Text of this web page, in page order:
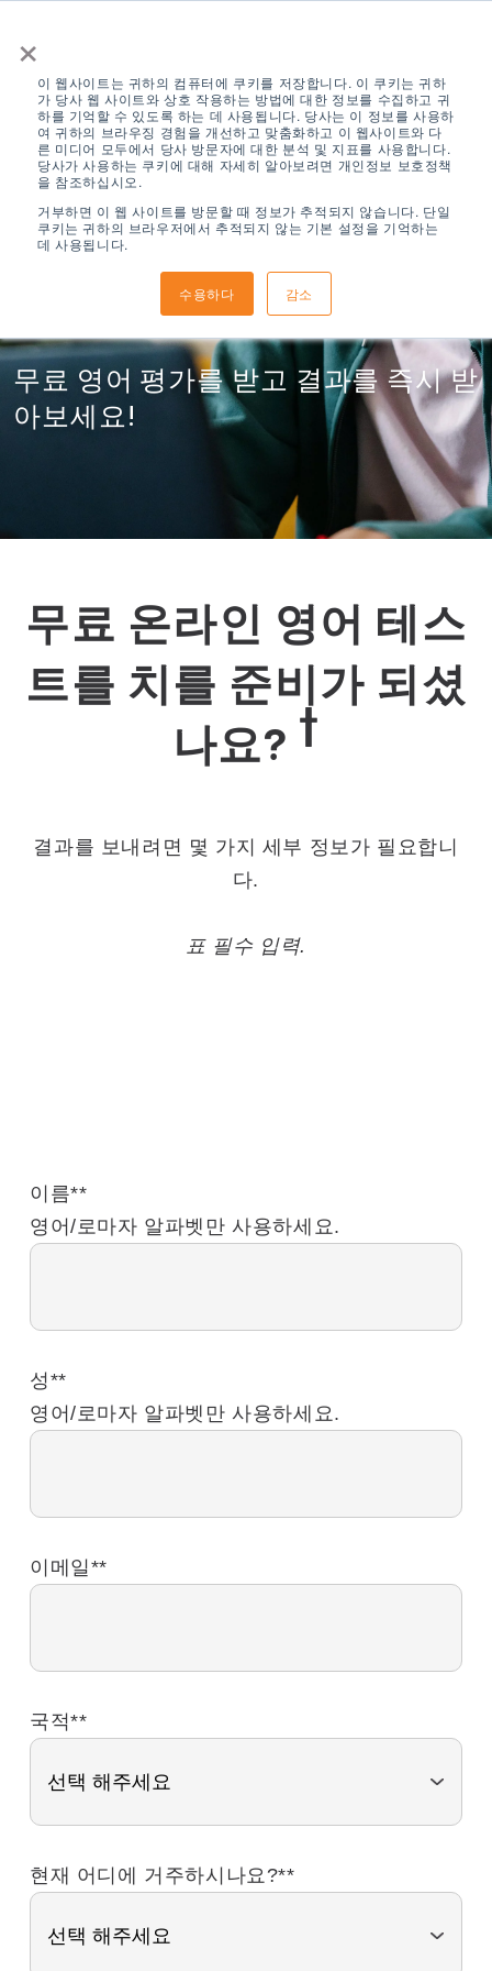
×
이 웹사이트는 귀하의 컴퓨터에 쿠키를 저장합니다. 이 쿠키는 귀하
가 당사 웹 사이트와 상호 작용하는 방법에 대한 정보를 수집하고 귀
하를 기억할 수 있도록 하는 데 사용됩니다. 당사는 이 정보를 사용하
여 귀하의 브라우징 경험을 개선하고 맞춤화하고 이 웹사이트와 다
른 미디어 모두에서 당사 방문자에 대한 분석 및 지표를 사용합니다.
당사가 사용하는 쿠키에 대해 자세히 알아보려면 개인정보 보호정책
을 참조하십시오.
거부하면 이 웹 사이트를 방문할 때 정보가 추적되지 않습니다. 단일
쿠키는 귀하의 브라우저에서 추적되지 않는 기본 설정을 기억하는
데 사용됩니다.
수용하다 감소
무료 온라인 영어
테스트
무료 영어 평가를 받고 결과를 즉시 받
아보세요!
무료 온라인 영어 테스
트를 치를 준비가 되셨
나요? †
결과를 보내려면 몇 가지 세부 정보가 필요합니
다.
표 필수 입력.
이름**
영어/로마자 알파벳만 사용하세요.
성**
영어/로마자 알파벳만 사용하세요.
이메일**
국적**
현재 어디에 거주하시나요?**